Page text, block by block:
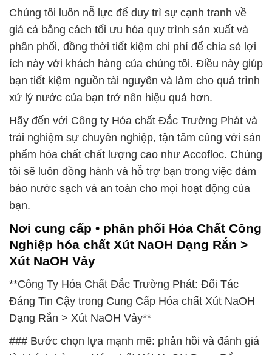
Chúng tôi luôn nỗ lực để duy trì sự cạnh tranh về
giá cả bằng cách tối ưu hóa quy trình sản xuất và
phân phối, đồng thời tiết kiệm chi phí để chia sẻ lợi
ích này với khách hàng của chúng tôi. Điều này giúp
bạn tiết kiệm nguồn tài nguyên và làm cho quá trình
xử lý nước của bạn trở nên hiệu quả hơn.
Hãy đến với Công ty Hóa chất Đắc Trường Phát và
trải nghiệm sự chuyên nghiệp, tận tâm cùng với sản
phẩm hóa chất chất lượng cao như Accofloc. Chúng
tôi sẽ luôn đồng hành và hỗ trợ bạn trong việc đảm
bảo nước sạch và an toàn cho mọi hoạt động của
bạn.
Nơi cung cấp • phân phối Hóa Chất Công
Nghiệp hóa chất Xút NaOH Dạng Rắn >
Xút NaOH Vảy
**Công Ty Hóa Chất Đắc Trường Phát: Đối Tác
Đáng Tin Cậy trong Cung Cấp Hóa chất Xút NaOH
Dạng Rắn > Xút NaOH Vảy**
### Bước chọn lựa mạnh mẽ: phản hồi và đánh giá